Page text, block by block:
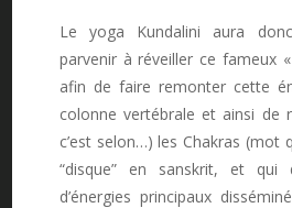
Le yoga Kundalini aura
parvenir à réveiller ce fameux
afin de faire remonter cette
colonne vertébrale et ainsi de
c’est selon…) les Chakras (mot
“disque” en sanskrit, et qui
d’énergies principaux